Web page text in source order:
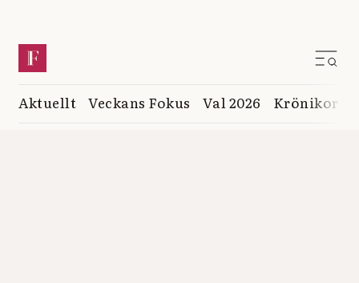
Aktuellt Veckans Fokus Val 2026 Krönikor